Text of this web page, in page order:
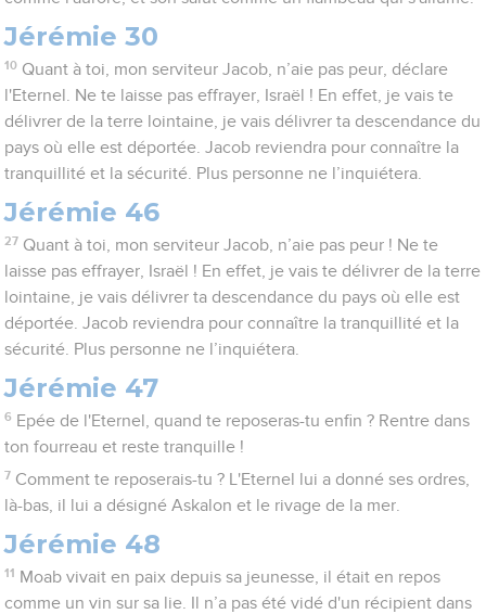
Jérémie 30
10 Quant à toi, mon serviteur Jacob, n’aie pas peur, déclare
l'Eternel. Ne te laisse pas effrayer, Israël ! En effet, je vais te
délivrer de la terre lointaine, je vais délivrer ta descendance du
pays où elle est déportée. Jacob reviendra pour connaître la
tranquillité et la sécurité. Plus personne ne l’inquiétera.
Jérémie 46
27 Quant à toi, mon serviteur Jacob, n’aie pas peur ! Ne te
laisse pas effrayer, Israël ! En effet, je vais te délivrer de la terre
lointaine, je vais délivrer ta descendance du pays où elle est
déportée. Jacob reviendra pour connaître la tranquillité et la
sécurité. Plus personne ne l’inquiétera.
Jérémie 47
6 Epée de l'Eternel, quand te reposeras-tu enfin ? Rentre dans
ton fourreau et reste tranquille !
7 Comment te reposerais-tu ? L'Eternel lui a donné ses ordres,
là-bas, il lui a désigné Askalon et le rivage de la mer.
Jérémie 48
11 Moab vivait en paix depuis sa jeunesse, il était en repos
comme un vin sur sa lie. Il n’a pas été vidé d'un récipient dans